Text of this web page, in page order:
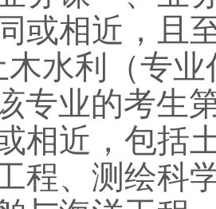
或相近，且
木水利（专业
专业的考生
相近，包括
程、测绘科